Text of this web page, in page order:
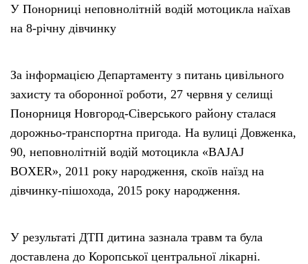
У Понорниці неповнолітній водій мотоцикла наїхав
на 8-річну дівчинку
За інформацією Департаменту з питань цивільного
захисту та оборонної роботи, 27 червня у селищі
Понорниця Новгород-Сіверського району сталася
дорожньо-транспортна пригода. На вулиці Довженка,
90, неповнолітній водій мотоцикла «BAJAJ
BOXER», 2011 року народження, скоїв наїзд на
дівчинку-пішохода, 2015 року народження.
У результаті ДТП дитина зазнала травм та була
доставлена до Коропської центральної лікарні.